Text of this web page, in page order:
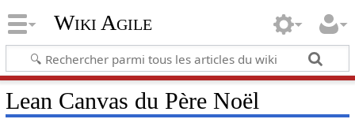
Wiki Agile
Lean Canvas du Père Noël